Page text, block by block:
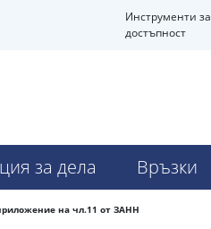
Инструменти за
достъпност
за дела Връзки
на чл.11 от ЗАНН